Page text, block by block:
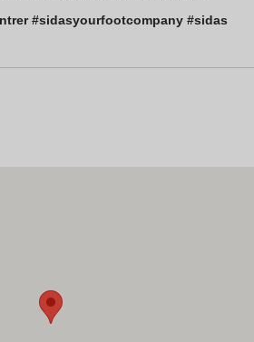
#sidasyourfootcompany #sidas